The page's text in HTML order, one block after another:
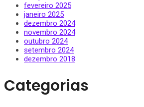
fevereiro 2025
janeiro 2025
dezembro 2024
novembro 2024
outubro 2024
setembro 2024
dezembro 2018
Categorias